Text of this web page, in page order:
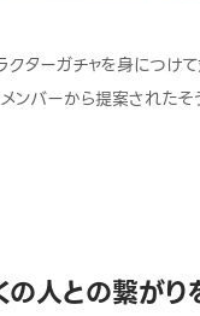
クターガチャを身につけ
メンバーから提案されたそ
の人との繋がり